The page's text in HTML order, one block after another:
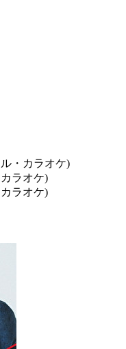
・カラオケ)
ラオケ)
ラオケ)